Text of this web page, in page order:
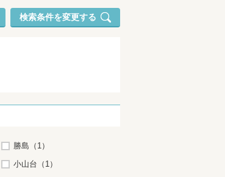
検索条件を変更する
勝島（1）
小山台（1）